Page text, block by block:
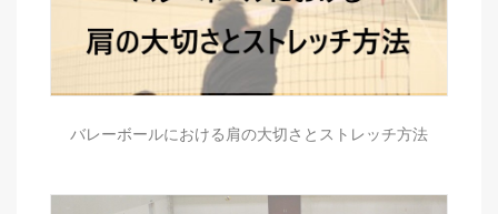
バレーボールにおける肩の大切さとストレッチ方法